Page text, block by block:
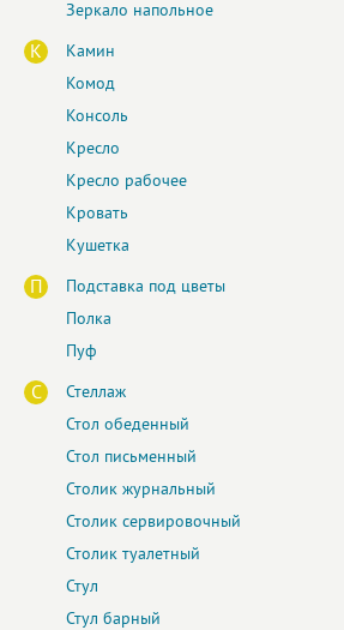
Зеркало напольное
К
Камин
Комод
Консоль
Кресло
Кресло рабочее
Кровать
Кушетка
П
Подставка под цветы
Полка
Пуф
С
Стеллаж
Стол обеденный
Стол письменный
Столик журнальный
Столик сервировочный
Столик туалетный
Стул
Стул барный